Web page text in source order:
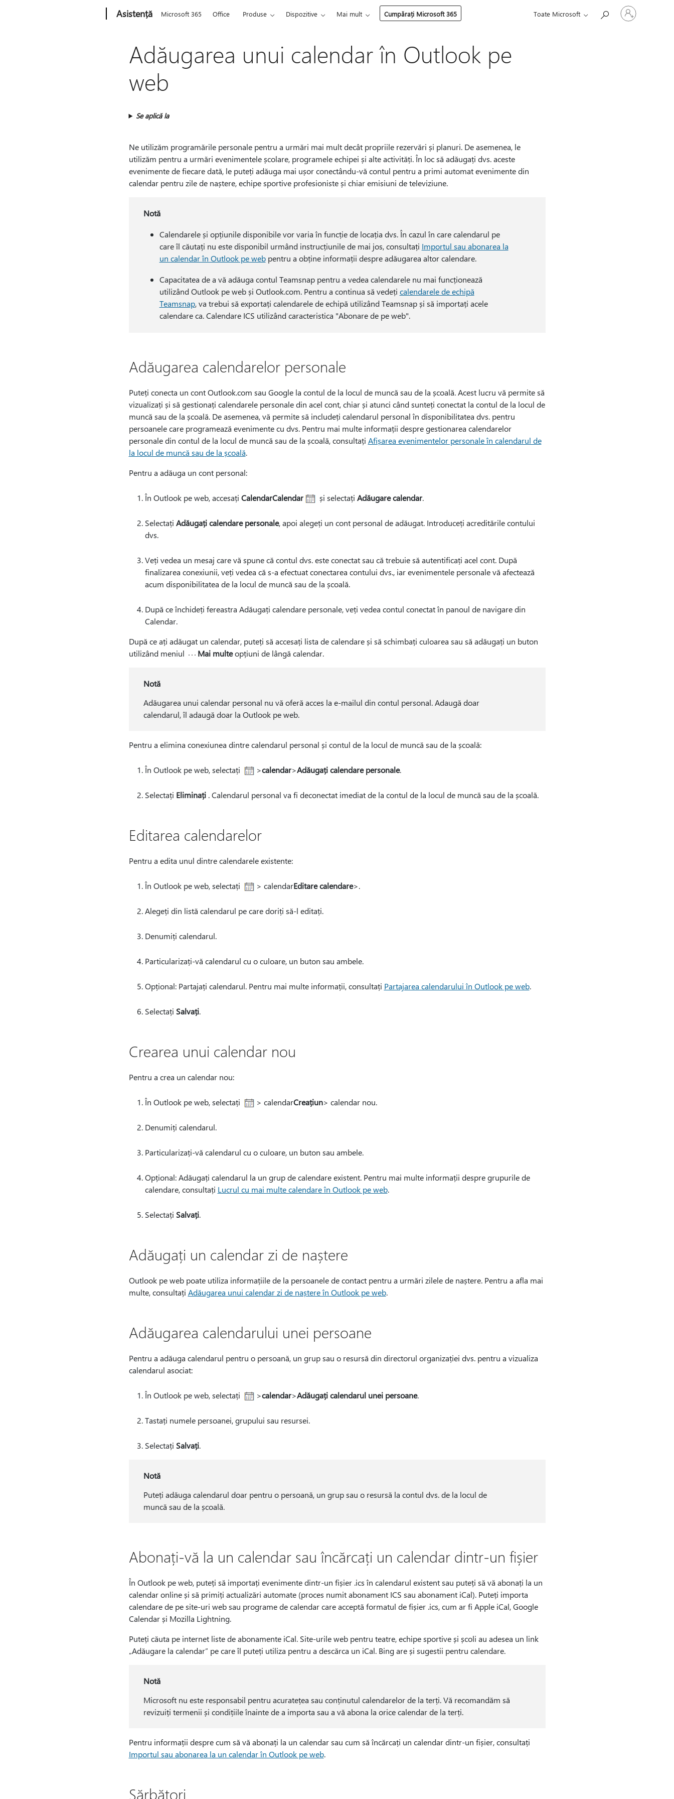
Asistență Microsoft 365 Office Produse Dispozitive Mai mult Cumpărați Microsoft 365 Toate Microsoft
Conectați-
vă
Adăugarea unui calendar în Outlook pe
web
Se aplică la
Ne utilizăm programările personale pentru a urmări mai mult decât propriile rezervări și planuri. De asemenea, le
utilizăm pentru a urmări evenimentele școlare, programele echipei și alte activități. În loc să adăugați dvs. aceste
evenimente de fiecare dată, le puteți adăuga mai ușor conectându-vă contul pentru a primi automat evenimente din
calendar pentru zile de naștere, echipe sportive profesioniste și chiar emisiuni de televiziune.
Notă
Calendarele și opțiunile disponibile vor varia în funcție de locația dvs. În cazul în care calendarul pe
care îl căutați nu este disponibil urmând instrucțiunile de mai jos, consultați Importul sau abonarea la
un calendar în Outlook pe webpentru a obține informații despre adăugarea altor calendare.
Capacitatea de a vă adăuga contul Teamsnap pentru a vedea calendarele nu mai funcționează
utilizând Outlook pe web și Outlook.com. Pentru a continua să vedeți calendarele de echipă
Teamsnap, va trebui să exportați calendarele de echipă utilizând Teamsnap și să importați acele
calendare ca. Calendare ICS utilizând caracteristica "Abonare de pe web".
Adăugarea calendarelor personale
Puteți conecta un cont Outlook.com sau Google la contul de la locul de muncă sau de la școală. Acest lucru vă permite să
vizualizați și să gestionați calendarele personale din acel cont, chiar și atunci când sunteți conectat la contul de la locul de
muncă sau de la școală. De asemenea, vă permite să includeți calendarul personal în disponibilitatea dvs. pentru
persoanele care programează evenimente cu dvs. Pentru mai multe informații despre gestionarea calendarelor
personale din contul de la locul de muncă sau de la școală, consultați Afișarea evenimentelor personale în calendarul de
la locul de muncă sau de la școală.
Pentru a adăuga un cont personal:
În Outlook pe web, accesați CalendarCalendar și selectați Adăugare calendar.
Selectați Adăugați calendare personale, apoi alegeți un cont personal de adăugat. Introduceți acreditările contului
dvs.
Veți vedea un mesaj care vă spune că contul dvs. este conectat sau că trebuie să autentificați acel cont. După
finalizarea conexiunii, veți vedea că s-a efectuat conectarea contului dvs., iar evenimentele personale vă afectează
acum disponibilitatea de la locul de muncă sau de la școală.
După ce închideți fereastra Adăugați calendare personale, veți vedea contul conectat în panoul de navigare din
Calendar.
După ce ați adăugat un calendar, puteți să accesați lista de calendare și să schimbați culoarea sau să adăugați un buton
utilizând meniul
Mai multeopțiuni de lângă calendar.
Notă
Adăugarea unui calendar personal nu vă oferă acces la e-mailul din contul personal. Adaugă doar
calendarul, îl adaugă doar la Outlook pe web.
Pentru a elimina conexiunea dintre calendarul personal și contul de la locul de muncă sau de la școală:
În Outlook pe web, selectați >calendar>Adăugați calendare personale.
Selectați Eliminați. Calendarul personal va fi deconectat imediat de la contul de la locul de muncă sau de la școală.
Editarea calendarelor
Pentru a edita unul dintre calendarele existente:
În Outlook pe web, selectați > calendarEditare calendare>.
Alegeți din listă calendarul pe care doriți să-l editați.
Denumiți calendarul.
Particularizați-vă calendarul cu o culoare, un buton sau ambele.
Opțional: Partajați calendarul. Pentru mai multe informații, consultați Partajarea calendarului în Outlook pe web.
Selectați Salvați.
Crearea unui calendar nou
Pentru a crea un calendar nou:
În Outlook pe web, selectați > calendarCreațiun> calendar nou.
Denumiți calendarul.
Particularizați-vă calendarul cu o culoare, un buton sau ambele.
Opțional: Adăugați calendarul la un grup de calendare existent. Pentru mai multe informații despre grupurile de
calendare, consultați Lucrul cu mai multe calendare în Outlook pe web.
Selectați Salvați.
Adăugați un calendar zi de naștere
Outlook pe web poate utiliza informațiile de la persoanele de contact pentru a urmări zilele de naștere. Pentru a afla mai
multe, consultați Adăugarea unui calendar zi de naștere în Outlook pe web.
Adăugarea calendarului unei persoane
Pentru a adăuga calendarul pentru o persoană, un grup sau o resursă din directorul organizației dvs. pentru a vizualiza
calendarul asociat:
În Outlook pe web, selectați >calendar>Adăugați calendarul unei persoane.
Tastați numele persoanei, grupului sau resursei.
Selectați Salvați.
Notă
Puteți adăuga calendarul doar pentru o persoană, un grup sau o resursă la contul dvs. de la locul de
muncă sau de la școală.
Abonați-vă la un calendar sau încărcați un calendar dintr-un fișier
În Outlook pe web, puteți să importați evenimente dintr-un fișier .ics în calendarul existent sau puteți să vă abonați la un
calendar online și să primiți actualizări automate (proces numit abonament ICS sau abonament iCal). Puteți importa
calendare de pe site-uri web sau programe de calendar care acceptă formatul de fișier .ics, cum ar fi Apple iCal, Google
Calendar și Mozilla Lightning.
Puteți căuta pe internet liste de abonamente iCal. Site-urile web pentru teatre, echipe sportive și școli au adesea un link
„Adăugare la calendar” pe care îl puteți utiliza pentru a descărca un iCal. Bing are și sugestii pentru calendare.
Notă
Microsoft nu este responsabil pentru acuratețea sau conținutul calendarelor de la terți. Vă recomandăm să
revizuiți termenii și condițiile înainte de a importa sau a vă abona la orice calendar de la terți.
Pentru informații despre cum să vă abonați la un calendar sau cum să încărcați un calendar dintr-un fișier, consultați
Importul sau abonarea la un calendar în Outlook pe web.
Sărbători